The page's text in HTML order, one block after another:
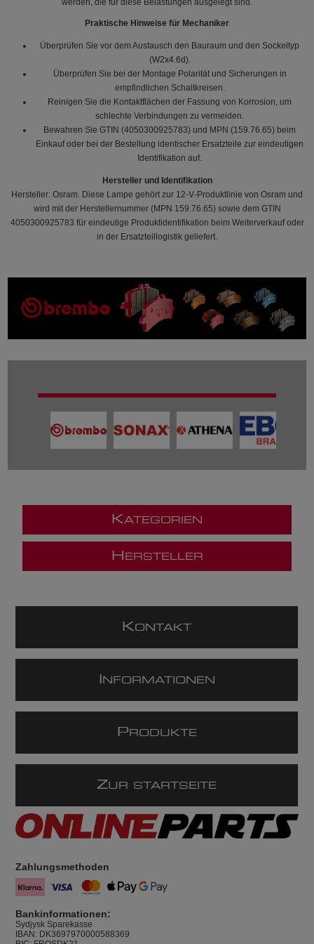
Praktische Hinweise für Mechaniker
Überprüfen Sie vor dem Austausch den Bauraum und den Sockeltyp
(W2x4.6d).
Überprüfen Sie bei der Montage Polarität und Sicherungen in
empfindlichen Schaltkreisen.
Reinigen Sie die Kontaktflächen der Fassung von Korrosion, um
schlechte Verbindungen zu vermeiden.
Bewahren Sie GTIN (4050300925783) und MPN (159.76.65) beim
Einkauf oder bei der Bestellung identischer Ersatzteile zur eindeutigen
Identifikation auf.
Hersteller und Identifikation
Hersteller: Osram. Diese Lampe gehört zur 12‑V‑Produktlinie von Osram und
wird mit der Herstellernummer (MPN 159.76.65) sowie dem GTIN
4050300925783 für eindeutige Produktidentifikation beim Weiterverkauf oder
in der Ersatzteillogistik geliefert.
KATEGORIEN
H ERSTELLER
KONTAKT
NFORMATIONEN
P RODUKTE
ZUR STARTSEITE
Zahlungsmethoden
Bankinformationen:
Sydjysk Sparekasse
IBAN: DK3697970000588369